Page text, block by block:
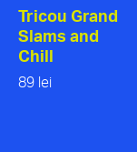
Tricou Grand
Slams and
Chill
89 lei